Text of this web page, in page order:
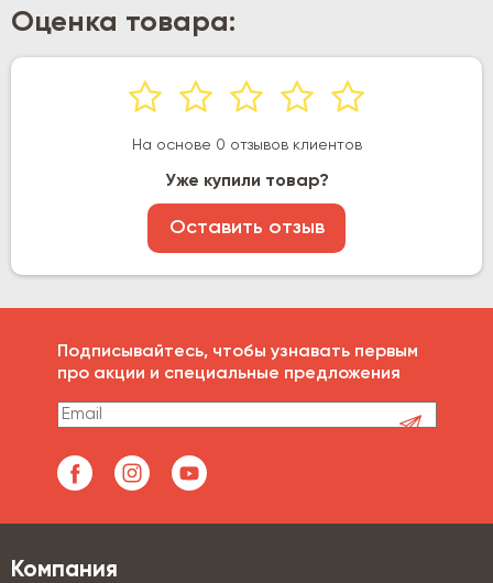
Оценка товара:
На основе 0 отзывов клиентов
Уже купили товар?
Оставить отзыв
Подписывайтесь, чтобы узнавать первым
про акции и специальные предложения
Компания